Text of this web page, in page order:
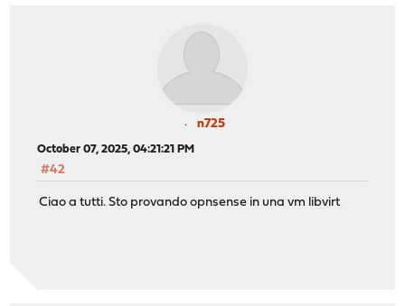
n725
October 07, 2025, 04:21:21 PM
#42
Ciao a tutti. Sto provando opnsense in una vm libvirt